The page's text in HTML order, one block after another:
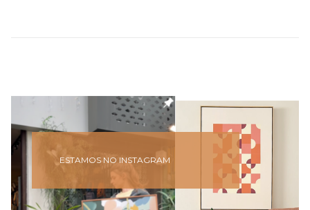
ESTAMOS NO INSTAGRAM